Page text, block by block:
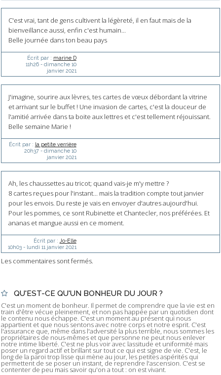
C'est vrai, tant de gens cultivent la légèreté, il en faut mais de la
bienveillance aussi, enfin c'est humain...
Belle journée dans ton beau pays
Écrit par : marine D
11h26- dimanche 10
janvier 2021
J'imagine, sourire aux lèvres, tes cartes de vœux débordant la vitrine
et arrivant sur le buffet ! Une invasion de cartes, c'est la douceur de
l'amitié arrivée dans ta boite aux lettres et c'est tellement réjouissant.
Belle semaine Marie !
Écrit par : la petite verrière
20h37- dimanche 10
janvier 2021
Ah, les chaussettes au tricot; quand vais-je m'y mettre ?
8 cartes reçues pour l'instant... mais la tradition compte tout janvier
pour les envois. Du reste je vais en envoyer d'autres aujourd'hui.
Pour les pommes, ce sont Rubinette et Chantecler, nos préférées. Et
ananas et mangue aussi en ce moment.
Écrit par : Jo-Elle
10h03- lundi 11 janvier 2021
Les commentaires sont fermés.
QU'EST-CE QU'UN BONHEUR DU JOUR ?
C'est un moment de bonheur. Il permet de comprendre que la vie est en
train d'être vécue pleinement, et non pas happée par un quotidien dont
le contenu nous échappe. C'est un moment au présent qui nous
appartient et que nous sentons avec notre corps et notre esprit. C'est
l'assurance que, même dans l'adversité la plus terrible, nous sommes les
propriétaires de nous-mêmes et que personne ne peut nous enlever
notre intime liberté. C'est ne plus voir avec lassitude et uniformité mais
poser un regard actif et brillant sur tout ce qui est signe de vie. C'est, le
long de la paroi trop lisse qui mène au jour, les petites aspérités qui
permettent de se poser un instant, de reprendre l'ascension. C'est se
contenter de peu mais savoir qu'on a tout : on est vivant.